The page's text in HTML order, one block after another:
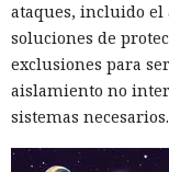
ataques, incluido el
soluciones de
exclusiones para
aislamiento no
sistemas necesarios.